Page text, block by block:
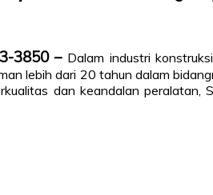
3850 – Dalam industri
lebih dari 20 tahun dalam
dan keandalan peralatan,